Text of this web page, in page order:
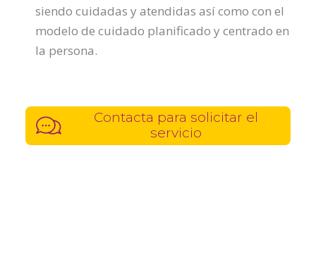
siendo cuidadas y atendidas así como con el
modelo de cuidado planificado y centrado en
la persona.
Contacta para solicitar el
servicio